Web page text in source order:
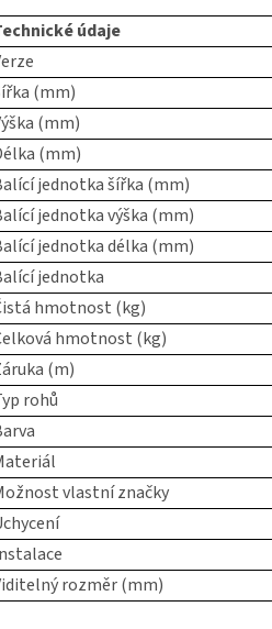
(mm)
(mm)
(mm)
jednotka šířka (mm)
jednotka výška (mm)
jednotka délka (mm)
jednotka
hmotnost (kg)
hmotnost (kg)
(m)
rohů
vlastní značky
rozměr (mm)